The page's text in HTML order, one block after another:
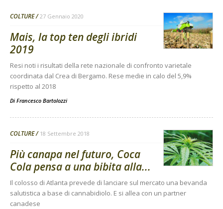
COLTURE 27 Gennaio 2020
Mais, la top ten degli ibridi
2019
Resi noti i risultati della rete nazionale di confronto varietale
coordinata dal Crea di Bergamo. Rese medie in calo del 5,9%
rispetto al 2018
Di Francesco Bartolozzi
COLTURE 18 Settembre 2018
Più canapa nel futuro, Coca
Cola pensa a una bibita alla...
Il colosso di Atlanta prevede di lanciare sul mercato una bevanda
salutistica a base di cannabidiolo. E si allea con un partner
canadese